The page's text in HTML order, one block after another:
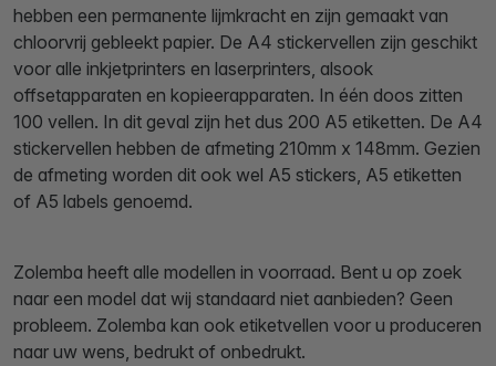
hebben een permanente lijmkracht en zijn gemaakt van
chloorvrij gebleekt papier. De A4 stickervellen zijn geschikt
voor alle inkjetprinters en laserprinters, alsook
offsetapparaten en kopieerapparaten. In één doos zitten
100 vellen. In dit geval zijn het dus 200 A5 etiketten. De A4
stickervellen hebben de afmeting 210mm x 148mm. Gezien
de afmeting worden dit ook wel A5 stickers, A5 etiketten
of A5 labels genoemd.
Zolemba heeft alle modellen in voorraad. Bent u op zoek
naar een model dat wij standaard niet aanbieden? Geen
probleem. Zolemba kan ook etiketvellen voor u produceren
naar uw wens, bedrukt of onbedrukt.